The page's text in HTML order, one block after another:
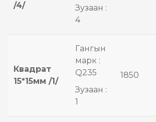
/4/
Зузаан :
4
Квадрат
15*15мм /1/
Гангын
марк :
Q235
Зузаан :
1
1850